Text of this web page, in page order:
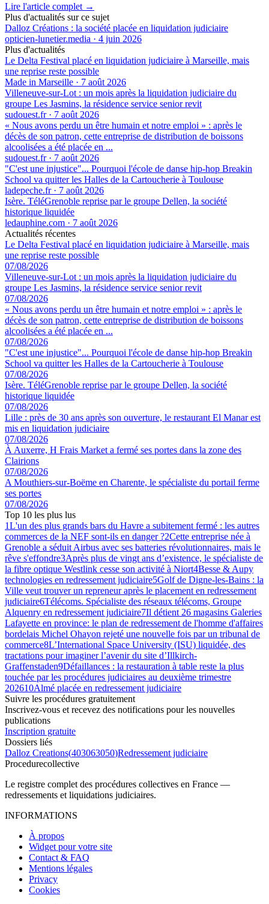
Lire l'article complet →
Plus d'actualités sur ce sujet
Dalloz Créations : la société placée en liquidation judiciaire
opticien-lunetier.media · 4 juin 2026
Plus d'actualités
Le Delta Festival placé en liquidation judiciaire à Marseille, mais
une reprise reste possible
Made in Marseille · 7 août 2026
Villeneuve-sur-Lot : un mois après la liquidation judiciaire du
groupe Les Jasmins, la résidence service senior revit
sudouest.fr· 7 août 2026
« Nous avons perdu un être humain et notre emploi » : après le
décès de son patron, cette entreprise de distribution de boissons
alcoolisées a été placée en ...
sudouest.fr· 7 août 2026
"C'est une injustice"... Pourquoi l'école de danse hip-hop Breakin
School va quitter les Halles de la Cartoucherie à Toulouse
ladepeche.fr· 7 août 2026
Isère. TéléGrenoble reprise par le groupe Dellen, la société
historique liquidée
ledauphine.com · 7 août 2026
Actualités récentes
Le Delta Festival placé en liquidation judiciaire à Marseille, mais
une reprise reste possible
07/08/2026
Villeneuve-sur-Lot : un mois après la liquidation judiciaire du
groupe Les Jasmins, la résidence service senior revit
07/08/2026
« Nous avons perdu un être humain et notre emploi » : après le
décès de son patron, cette entreprise de distribution de boissons
alcoolisées a été placée en ...
07/08/2026
"C'est une injustice"... Pourquoi l'école de danse hip-hop Breakin
School va quitter les Halles de la Cartoucherie à Toulouse
07/08/2026
Isère. TéléGrenoble reprise par le groupe Dellen, la société
historique liquidée
07/08/2026
Lille : près de 30 ans après son ouverture, le restaurant El Manar est
mis en liquidation judiciaire
07/08/2026
À Auxerre, H Frais Market a fermé ses portes dans la zone des
Clairions
07/08/2026
A Mouthiers-sur-Boëme en Charente, le spécialiste du portail ferme
ses portes
07/08/2026
Top 10 les plus lus
1L'un des plus grands bars du Havre a subitement fermé : les autres
commerces de la NEF sont-ils en danger ?2Cette entreprise née à
Grenoble a séduit Airbus avec ses batteries révolutionnaires, mais le
rêve s'effondre3Après plus de vingt ans d’existence, le spécialiste de
la fibre optique Westlink cesse son activité à Niort4Besse & Aupy
technologies en redressement judiciaire5Golf de Digne-les-Bains : la
Ville veut trouver un repreneur après le placement en redressement
judiciaire6Télécoms. Spécialiste des réseaux télécoms, Groupe
Alquenry en redressement judiciaire7Il détient 26 magasins Galeries
Lafayette en province: le plan de redressement de l'homme d'affaires
bordelais Michel Ohayon rejeté une nouvelle fois par un tribunal de
commerce8L’International Space University (ISU) liquidée, des
tractations pour imaginer l’avenir du site d’Illkirch-
Graffenstaden9Défaillances : la restauration à table reste la plus
touchée par les procédures judiciaires au deuxième trimestre
202610Almé placée en redressement judiciaire
Suivre les procédures gratuitement
Inscrivez-vous et recevez des notifications pour les nouvelles
publications
Inscription gratuite
Dossiers liés
Dalloz Creations(403063050)Redressement judiciaire
Procedurecollective
Le registre complet des procédures collectives en France —
redressements et liquidations judiciaires.
INFORMATIONS
À propos
Widget pour votre site
Contact & FAQ
Mentions légales
Privacy
Cookies